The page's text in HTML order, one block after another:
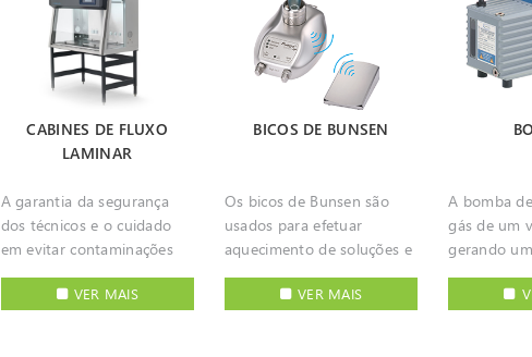
variadas
segurança
constituem uma solução
económica e fiável para a
preservação criogénica de
células, tecidos e amostras
facilmente acessíveis para
utilização diária no
manter as amostras
armazenadas em segurança
vários meses sem
substituição de azoto,
havendo para alguns
qualquer equipamento
especializado de frio, deve
ser de construção robusta
e ser capaz de resistir a
períodos de trabalho
intensivo. Deve também ter
produção que permita dar
resposta ao volume de
trabalho de cada
laboratório. Por essa razão,
estão disponíveis soluções
danos nas
tornando-a
amostras
e
para
prolongado.
do tipo de
CABINES DE FLUXO
LAMINAR
A garantia da segurança
dos técnicos e o cuidado
em evitar contaminações
são preocupações
constantes em qualquer
VER MAIS
BICOS DE BUNSEN
Os bicos de Bunsen são
usados para efetuar
aquecimento de soluções e
materiais com aplicação
direta de chama, são
VER MAIS
A bomba
gás de um
gerando
É um
necessário